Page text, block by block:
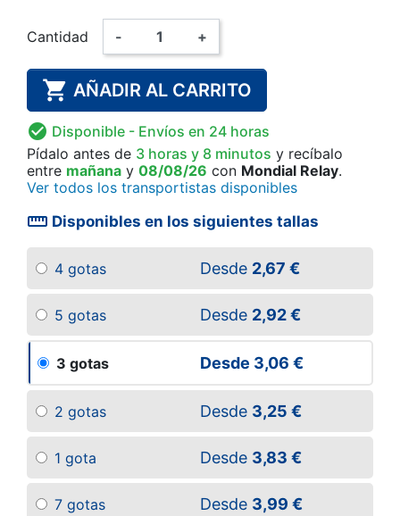
Cantidad - +
 AÑADIR AL CARRITO
 Disponible - Envíos en 24 horas
Pídalo antes de 3 horas y 8 minutos y recíbalo
entre mañana y 08/08/26 con Mondial Relay.
Ver todos los transportistas disponibles
straighten Disponibles en los siguientes tallas
4 gotas Desde 2,67 €
5 gotas Desde 2,92 €
3 gotas Desde 3,06 €
2 gotas Desde 3,25 €
1 gota Desde 3,83 €
7 gotas Desde 3,99 €